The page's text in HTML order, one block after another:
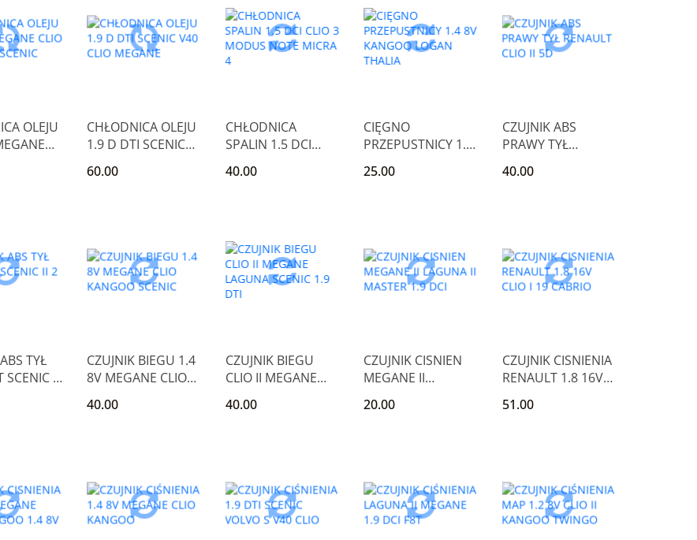
OLEJU
CHŁODNICA OLEJU
1.9 D DTI SCENIC
60.00
CHŁODNICA
SPALIN 1.5 DCI
NOTE MICRA 4
40.00
CIĘGNO
PRZEPUSTNICY 1.4
LOGAN THALIA
25.00
CZUJNIK ABS
PRAWY TYŁ
40.00
TYŁ
SCENIC II
CZUJNIK BIEGU 1.4
8V MEGANE CLIO
40.00
CZUJNIK BIEGU
CLIO II MEGANE
1.9 DTI
40.00
CZUJNIK CISNIEN
MEGANE II
1.9 DCI
20.00
CZUJNIK CISNIENIA
RENAULT 1.8 16V
51.00